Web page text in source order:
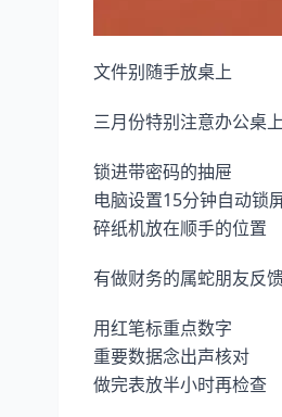
文件别随手放桌上
三月份特别注意办公桌
锁进带密码的抽屉
电脑设置15分钟自动锁
碎纸机放在顺手的位置
有做财务的属蛇朋友反
用红笔标重点数字
重要数据念出声核对
做完表放半小时再检查